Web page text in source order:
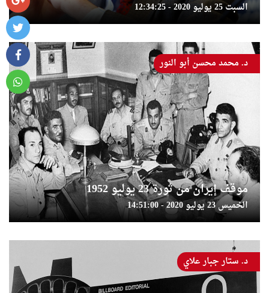
السبت 25 يوليو 2020 - 12:34:25
موقف إيران من ثورة 23 يوليو 1952
الخميس 23 يوليو 2020 - 14:51:00
د. محمد محسن أبو النور
د. ستار جبار علاي